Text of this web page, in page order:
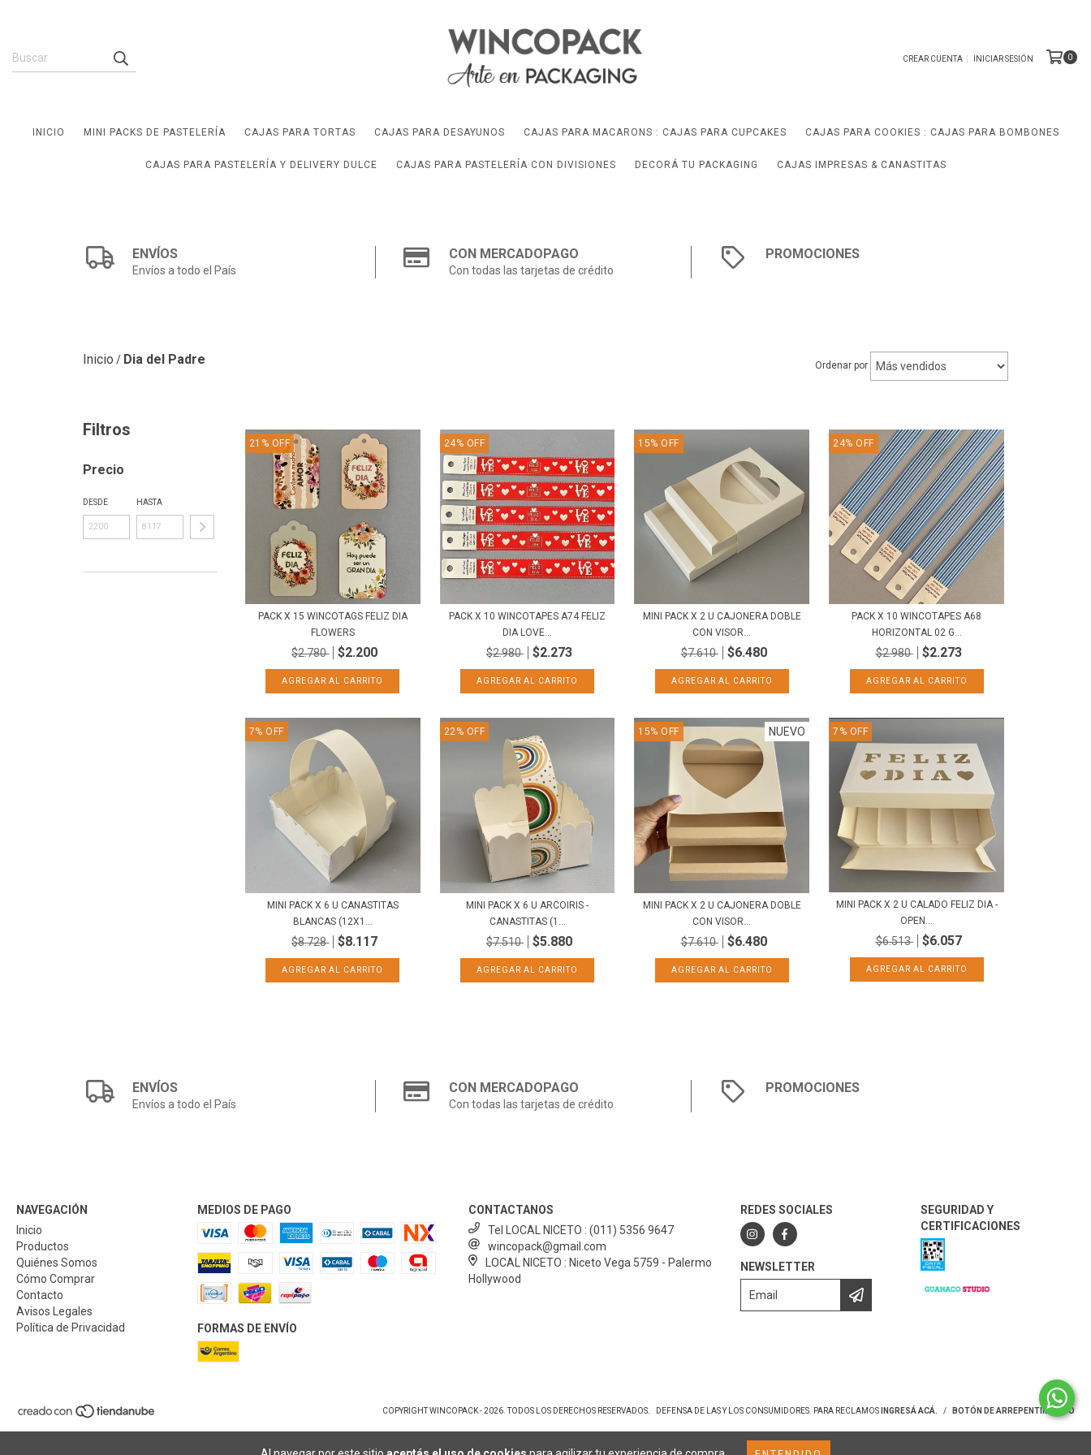
CREAR CUENTA INICIAR SESIÓN 0
INICIO MINI PACKS DE PASTELERÍA CAJAS PARA TORTAS CAJAS PARA DESAYUNOS CAJAS PARA MACARONS : CAJAS PARA CUPCAKES CAJAS PARA COOKIES : CAJAS PARA BOMBONES
CAJAS PARA PASTELERÍA Y DELIVERY DULCE CAJAS PARA PASTELERÍA CON DIVISIONES DECORÁ TU PACKAGING CAJAS IMPRESAS & CANASTITAS
ENVÍOS
Envíos a todo el País
CON MERCADOPAGO
Con todas las tarjetas de crédito
PROMOCIONES
Inicio / Dia del Padre Ordenar por
Filtros
Precio
DESDE HASTA
21 % OFF
PACK X 15 WINCOTAGS FELIZ DIA
FLOWERS
$2.780 $2.200
24% OFF
PACK X 10 WINCOTAPES A74 FELIZ
DIA LOVE...
$2.980 $2.273
15%OFF
MINI PACK X 2 U CAJONERA DOBLE
CON VISOR...
$7.610 $6.480
24% OFF
PACK X 10 WINCOTAPES A68
HORIZONTAL 02 G...
$2.980 $2.273
7% OFF
MINI PACK X 6 U CANASTITAS
BLANCAS (12X1...
$8.728 $8.117
22% OFF
MINI PACK X 6 U ARCOIRIS -
CANASTITAS (1...
$7.510 $5.880
15% OFF NUEVO
MINI PACK X 2 U CAJONERA DOBLE
CON VISOR...
$7.610 $6.480
7 % OFF
MINI PACK X 2 U CALADO FELIZ DIA -
OPEN...
$6.513 $6.057
ENVÍOS
Envíos a todo el País
CON MERCADOPAGO
Con todas las tarjetas de crédito
PROMOCIONES
NAVEGACIÓN
Inicio
Productos
Quiénes Somos
Cómo Comprar
Contacto
Avisos Legales
Política de Privacidad
MEDIOS DE PAGO
FORMAS DE ENVÍO
CONTACTANOS
Tel LOCAL NICETO : (011) 5356 9647
wincopack@gmail.com
LOCAL NICETO : Niceto Vega 5759 - Palermo
Hollywood
REDES SOCIALES
NEWSLETTER
SEGURIDAD Y
CERTIFICACIONES
COPYRIGHT WINCOPACK - 2026. TODOS LOS DERECHOS RESERVADOS. DEFENSA DE LAS Y LOS CONSUMIDORES. PARA RECLAMOS INGRESÁ ACÁ. / BOTÓN DE ARREPENTIMIENTO